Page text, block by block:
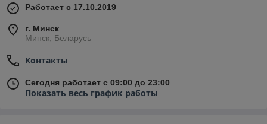
Работает с 17.10.2019
г. Минск
Минск, Беларусь
Контакты
Сегодня работает с 09:00 до 23:00
Показать весь график работы